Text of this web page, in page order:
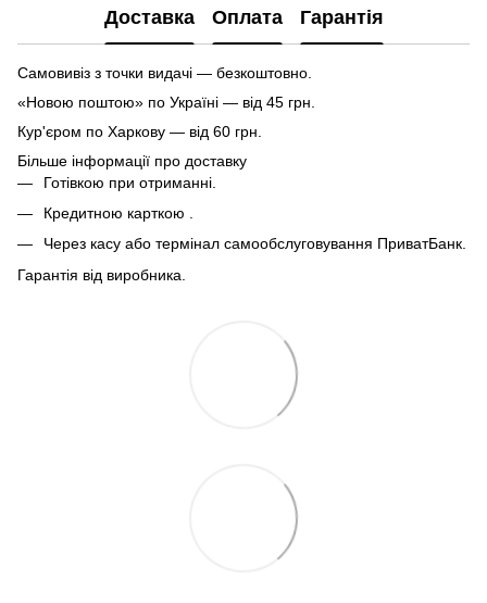
Доставка Оплата Гарантія
Самовивіз з точки видачі — безкоштовно.
«Новою поштою» по Україні — від 45 грн.
Кур'єром по Харкову — від 60 грн.
Більше інформації про доставку
Готівкою при отриманні.
Кредитною карткою .
Через касу або термінал самообслуговування ПриватБанк.
Гарантія від виробника.